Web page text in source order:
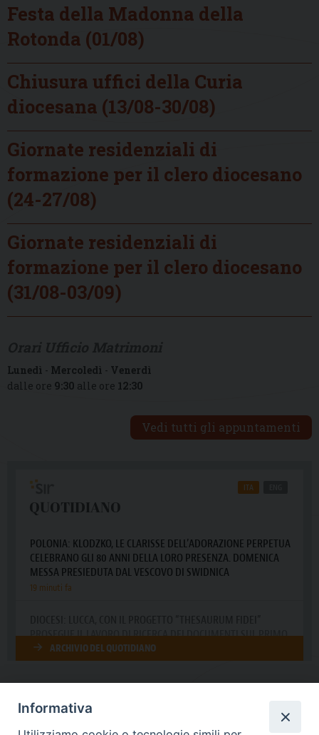
Festa della Madonna della
Rotonda (01/08)
Chiusura uffici della Curia
diocesana (13/08-30/08)
Giornate residenziali di
formazione per il clero diocesano
(24-27/08)
Giornate residenziali di
formazione per il clero diocesano
(31/08-03/09)
Lunedì - Mercoledì - Venerdì
dalle ore 9:30 alle ore 12:30
Vedi tutti gli appuntamenti
DIOCESI SUBURBICARIA DI ALBANO
Informativa